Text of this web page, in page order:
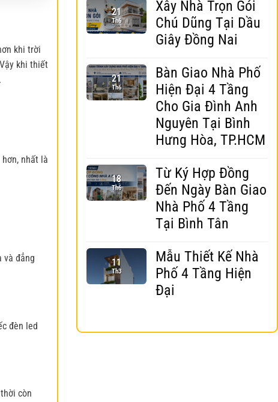
khi trời
Vậy khi thiết
nhất là
và đẳng
đèn led
còn
21
Th6
Xây Nhà Trọn Gói
Chú Dũng Tại Dầu
Giây Đồng Nai
21
Th6
Bàn Giao Nhà Phố
Hiện Đại 4 Tầng
Cho Gia Đình Anh
Nguyên Tại Bình
Hưng Hòa, TP.HCM
18
Th6
Từ Ký Hợp Đồng
Đến Ngày Bàn Giao
Nhà Phố 4 Tầng
Tại Bình Tân
11
Th3
Mẫu Thiết Kế Nhà
Phố 4 Tầng Hiện
Đại